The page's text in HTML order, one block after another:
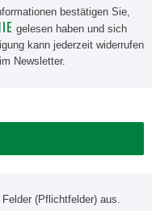
bestätigen Sie,
gelesen haben und sich
kann jederzeit widerrufen
Newsletter.
(Pflichtfelder) aus.